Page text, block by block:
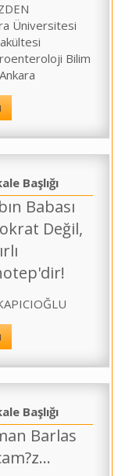
Üniversitesi
Bilim
Başlığı
Babası
Değil,
Başlığı
Barlas